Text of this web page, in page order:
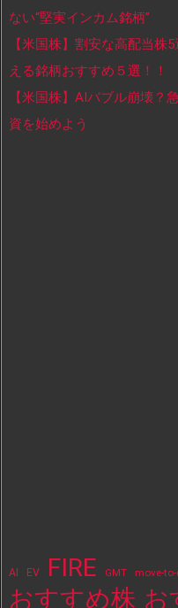
ない“堅実インカム銘柄”
【米国株】割安な高配当株
える銘柄おすすめ５選！！
【米国株】AIバブル崩壊？
資を始めよう
AI EV FIRE GMT move-
おすすめ株 お